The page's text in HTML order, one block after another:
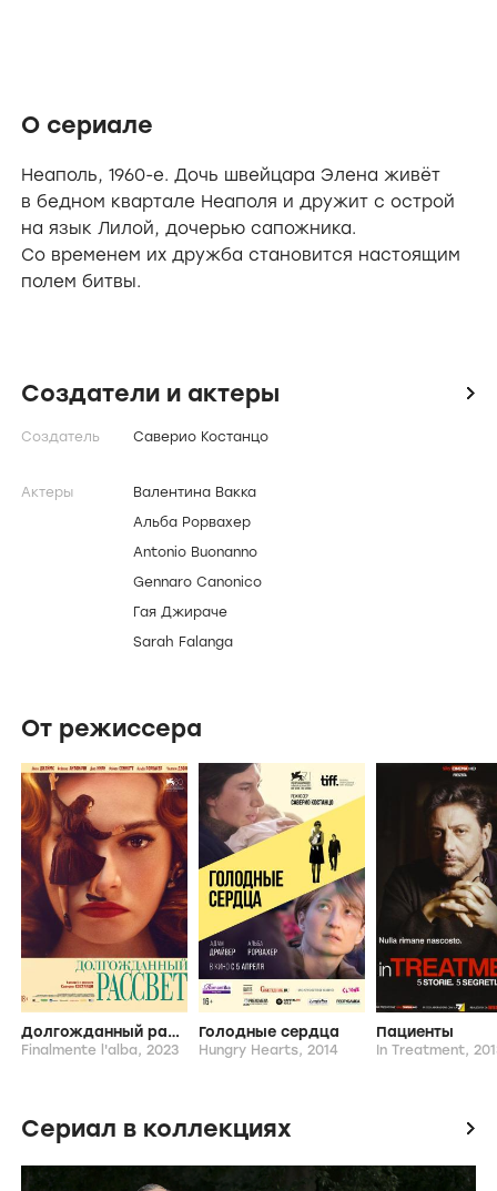
О сериале
на язык Лилой, дочерью сапожника.
Со временем их дружба становится настоящим
полем битвы.
Актеры
Валентина Вакка
Альба Рорвахер
Antonio Buonanno
Gennaro Canonico
Гая Джираче
Sarah Falanga
От режиссера